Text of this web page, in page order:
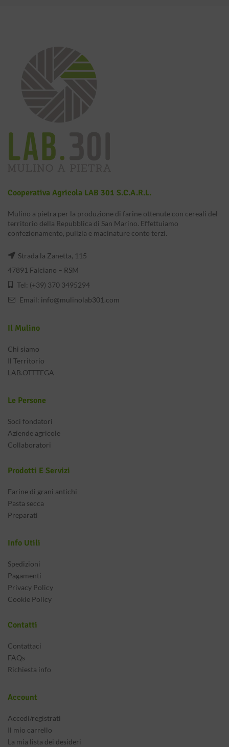
GwgzMkHTbi4/s400/beautiful-
Cooperativa Agricola LAB 301 S.c.a.r.l.
Mulino a pietra per la produzione di farine ottenute con cereali del
territorio della Repubblica di San Marino. Effettuiamo
confezionamento, pulizia e macinature conto terzi.
Strada la Zanetta, 115
47891 Falciano – RSM
Tel: (+39) 370 3495294
Email: info@mulinolab301.com
Il Mulino
Chi siamo
Il Territorio
LAB.OTTTEGA
Le Persone
Soci fondatori
Aziende agricole
Collaboratori
Prodotti E Servizi
Farine di grani antichi
Pasta secca
Preparati
Info Utili
Spedizioni
Pagamenti
Privacy Policy
Cookie Policy
Contatti
Contattaci
FAQs
Richiesta info
Account
Accedi/registrati
Il mio carrello
La mia lista dei desideri